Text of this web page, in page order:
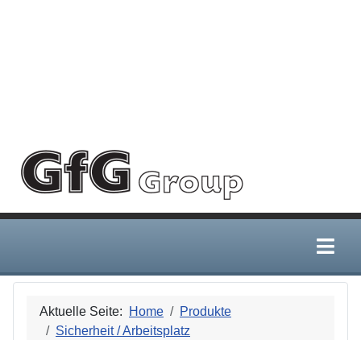
Aktuelle Seite: Home
Produkte
Sicherheit / Arbeitsplatz